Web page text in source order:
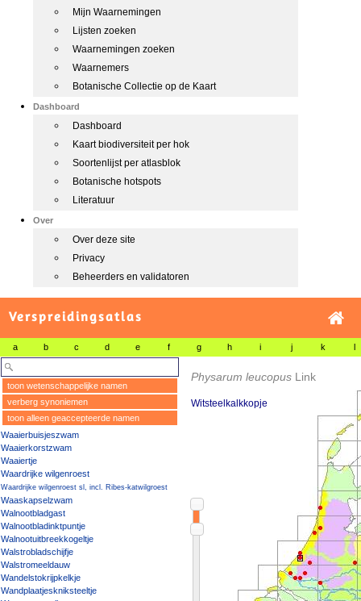
Mijn Waarnemingen
Lijsten zoeken
Waarnemingen zoeken
Waarnemers
Botanische Collectie op de Kaart
Dashboard
Dashboard
Kaart biodiversiteit per hok
Soortenlijst per atlasblok
Botanische hotspots
Literatuur
Over
Over deze site
Privacy
Beheerders en validatoren
Verspreidingsatlas
a b c d e f g h i j k l
toon wetenschappelijke namen
verberg synoniemen
toon alleen geaccepteerde namen
Waaierbuisjeszwam
Waaierkorstzwam
Waaiertje
Waardrijke wilgenroest
Waardrijke wilgenroest sl, incl. Ribes-katwilgroest
Waaskapselzwam
Walnootbladgast
Walnootbladinktpuntje
Walnootuitbreekkogeltje
Walstrobladschijfje
Walstromeeldauw
Wandelstokrijpkelkje
Wandplaatjeskniksteeltje
Physarum leucopus Link
Witsteelkalkkopje